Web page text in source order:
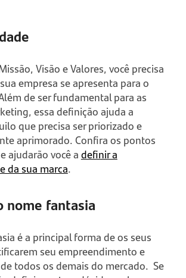
Visão e Valores, você precisa
empresa se apresenta para o
de ser fundamental para as
essa definição ajuda a
que precisa ser priorizado e
aprimorado. Confira os pontos
ajudarão você adefinir a
da sua marca.
nome fantasia
é a principal forma de os seus
seu empreendimento e
todos os demais do mercado. Se